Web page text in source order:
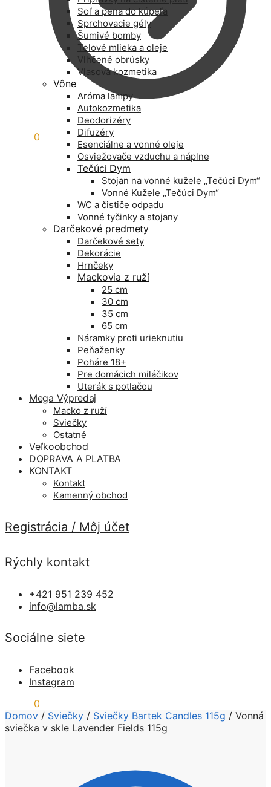
0
Soľ a pena do kúpeľa
Sprchovacie gély
Šumivé bomby
Telové mlieka a oleje
Vlhčené obrúsky
Vlasová kozmetika
Vône
Aróma lampy
Autokozmetika
Deodorizéry
Difuzéry
Esenciálne a vonné oleje
Osviežovače vzduchu a náplne
Tečúci Dym
Stojan na vonné kužele „Tečúci Dym“
Vonné Kužele „Tečúci Dym“
WC a čističe odpadu
Vonné tyčinky a stojany
Darčekové predmety
Darčekové sety
Dekorácie
Hrnčeky
Mackovia z ruží
25 cm
30 cm
35 cm
65 cm
Náramky proti urieknutiu
Peňaženky
Poháre 18+
Pre domácich miláčikov
Uterák s potlačou
Mega Výpredaj
Macko z ruží
Sviečky
Ostatné
Veľkoobchod
DOPRAVA A PLATBA
KONTAKT
Kontakt
Kamenný obchod
Registrácia / Môj účet
Rýchly kontakt
+421 951 239 452
info@lamba.sk
Sociálne siete
Facebook
Instagram
0
Domov / Sviečky / Sviečky Bartek Candles 115g / Vonná
sviečka v skle Lavender Fields 115g